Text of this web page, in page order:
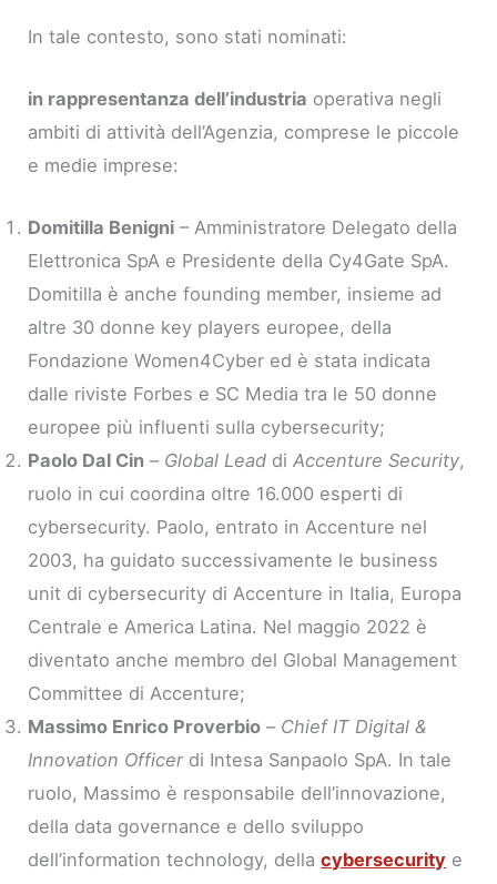
In tale contesto, sono stati nominati:
in rappresentanza dell’industria operativa negli
ambiti di attività dell’Agenzia, comprese le piccole
e medie imprese:
Domitilla Benigni – Amministratore Delegato della
Elettronica SpA e Presidente della Cy4Gate SpA.
Domitilla è anche founding member, insieme ad
altre 30 donne key players europee, della
Fondazione Women4Cyber ed è stata indicata
dalle riviste Forbes e SC Media tra le 50 donne
europee più influenti sulla cybersecurity;
Paolo Dal Cin – Global Lead diAccenture Security,
ruolo in cui coordina oltre 16.000 esperti di
cybersecurity. Paolo, entrato in Accenture nel
2003, ha guidato successivamente le business
unit di cybersecurity di Accenture in Italia, Europa
Centrale e America Latina. Nel maggio 2022 è
diventato anche membro del Global Management
Committee di Accenture;
Massimo Enrico Proverbio – Chief IT Digital &
Innovation Officerdi Intesa Sanpaolo SpA. In tale
ruolo, Massimo è responsabile dell’innovazione,
della data governance e dello sviluppo
dell’information technology, dellacybersecurity e